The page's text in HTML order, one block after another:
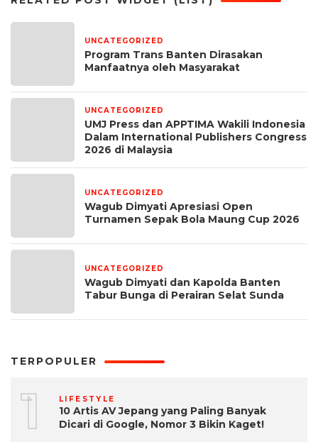
UNCATEGORIZED
Program Trans Banten Dirasakan
Manfaatnya oleh Masyarakat
UNCATEGORIZED
UMJ Press dan APPTIMA Wakili Indonesia
Dalam International Publishers Congress
2026 di Malaysia
UNCATEGORIZED
Wagub Dimyati Apresiasi Open
Turnamen Sepak Bola Maung Cup 2026
UNCATEGORIZED
Wagub Dimyati dan Kapolda Banten
Tabur Bunga di Perairan Selat Sunda
TERPOPULER
1 LIFESTYLE
10 Artis AV Jepang yang Paling Banyak
Dicari di Google, Nomor 3 Bikin Kaget!